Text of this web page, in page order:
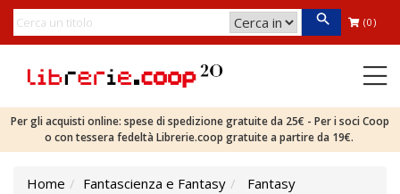
(0)
Per gli acquisti online: spese di spedizione gratuite da 25€ - Per i soci Coop
o con tessera fedeltà Librerie.coop gratuite a partire da 19€.
Home Fantascienza e Fantasy
Fantasy